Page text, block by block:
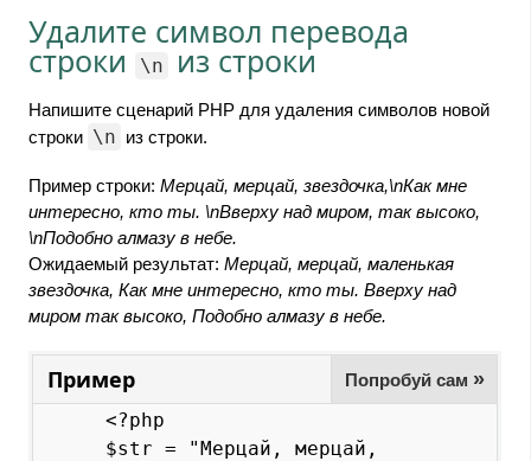
Удалите символ перевода
строки \n из строки
Напишите сценарий PHP для удаления символов новой
строки \n из строки.
Пример строки: Мерцай, мерцай, звездочка,\nКак мне
интересно, кто ты. \nВверху над миром, так высоко,
\nПодобно алмазу в небе.
Ожидаемый результат: Мерцай, мерцай, маленькая
звездочка, Как мне интересно, кто ты. Вверху над
миром так высоко, Подобно алмазу в небе.
Пример Попробуй сам »
<?php
$str = "Мерцай, мерцай,